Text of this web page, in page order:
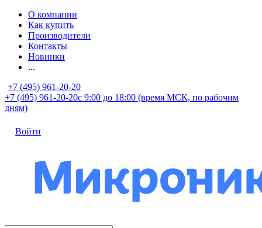
О компании
Как купить
Производители
Контакты
Новинки
...
+7 (495) 961-20-20
+7 (495) 961-20-20с 9:00 до 18:00 (время МСК, по рабочим
дням)
Войти